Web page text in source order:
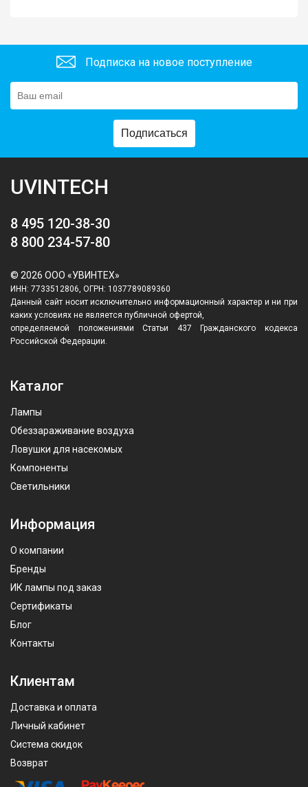
Подписка на новое поступление
Подписаться
UVINTECH
8 495 120-38-30
8 800 234-57-80
© 2026 ООО «УВИНТЕХ»
ИНН: 7733512806, ОГРН: 1037789089360
Данный сайт носит исключительно информационный характер и ни при
каких условиях не является публичной офертой,
определяемой положениями Статьи 437 Гражданского кодекса
Российской Федерации.
Каталог
Лампы
Обеззараживание воздуха
Ловушки для насекомых
Компоненты
Светильники
Информация
О компании
Бренды
ИК лампы под заказ
Сертификаты
Блог
Контакты
Клиентам
Доставка и оплата
Личный кабинет
Система скидок
Возврат